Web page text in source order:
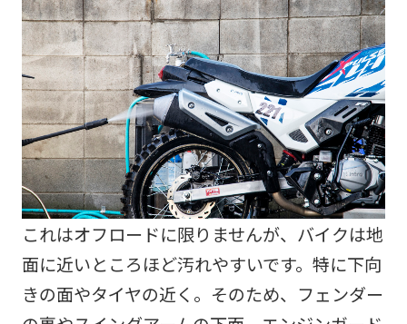
これはオフロードに限りませんが、バイクは地
面に近いところほど汚れやすいです。特に下向
きの面やタイヤの近く。そのため、フェンダー